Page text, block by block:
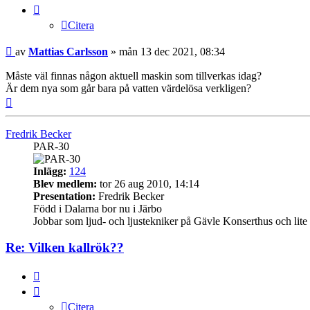
Citera
Inlägg
av Mattias Carlsson » mån 13 dec 2021, 08:34
Måste väl finnas någon aktuell maskin som tillverkas idag?
Är dem nya som går bara på vatten värdelösa verkligen?
Fredrik Becker
PAR-30
Inlägg: 124
Blev medlem: tor 26 aug 2010, 14:14
Presentation: Fredrik Becker
Född i Dalarna bor nu i Järbo
Jobbar som ljud- och ljustekniker på Gävle Konserthus och lite
Re: Vilken kallrök??
Citera